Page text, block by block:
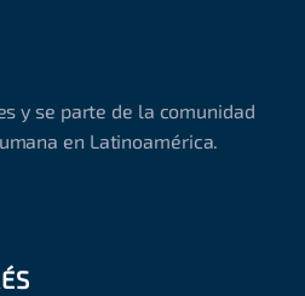
y se parte de la comunidad
en Latinoamérica.